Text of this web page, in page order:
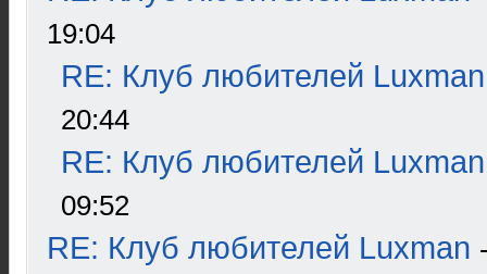
19:04
RE: Клуб любителей Luxman
20:44
RE: Клуб любителей Luxman
09:52
RE: Клуб любителей Luxman